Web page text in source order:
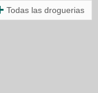
Todas las droguerias